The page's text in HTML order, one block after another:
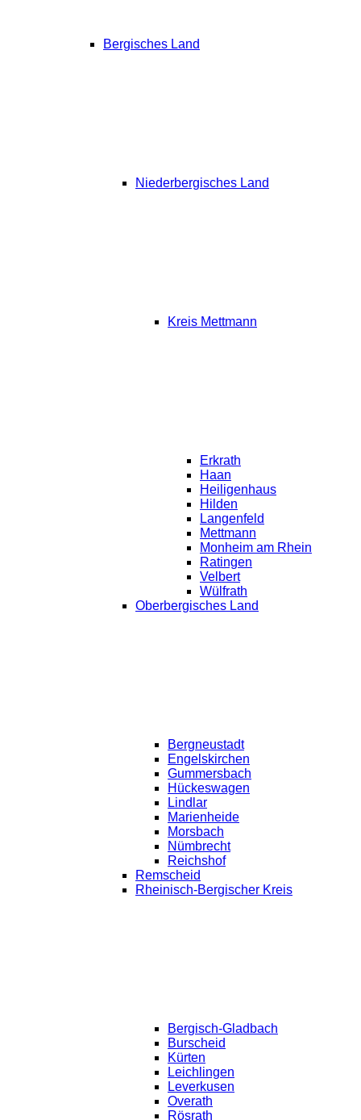
Bergisches Land
Niederbergisches Land
Kreis Mettmann
Erkrath
Haan
Heiligenhaus
Hilden
Langenfeld
Mettmann
Monheim am Rhein
Ratingen
Velbert
Wülfrath
Oberbergisches Land
Bergneustadt
Engelskirchen
Gummersbach
Hückeswagen
Lindlar
Marienheide
Morsbach
Nümbrecht
Reichshof
Remscheid
Rheinisch-Bergischer Kreis
Bergisch-Gladbach
Burscheid
Kürten
Leichlingen
Leverkusen
Overath
Rösrath